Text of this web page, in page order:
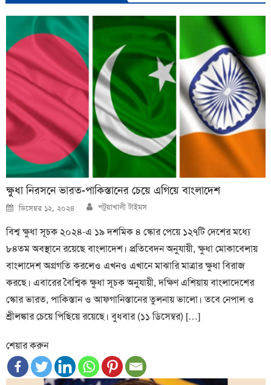
ক্ষুধা নিরসনে ভারত-পাকিস্তানের চেয়ে এগিয়ে বাংলাদেশ
Posted
on
ডিসেম্বর ১২, ২০২৪ Author
পটুয়াখালী টাইমস
বিশ্ব ক্ষুধা সূচক ২০২৪-এ ১৯ দশমিক ৪ স্কোর পেয়ে ১২৭টি দেশের মধ্যে
৮৪তম অবস্থানে রয়েছে বাংলাদেশ। প্রতিবেদন অনুযায়ী, ক্ষুধা মোকাবেলায়
বাংলাদেশ অগ্রগতি করলেও এখনও এখানে মাঝারি মাত্রার ক্ষুধা বিরাজ
করছে। এবারের বৈশ্বিক ক্ষুধা সূচক অনুযায়ী, দক্ষিণ এশিয়ায় বাংলাদেশের
স্কোর ভারত, পাকিস্তান ও আফগানিস্তানের তুলনায় ভালো। তবে নেপাল ও
শ্রীলঙ্কার চেয়ে পিছিয়ে রয়েছে। বুধবার (১১ ডিসেম্বর) […]
শেয়ার করুন